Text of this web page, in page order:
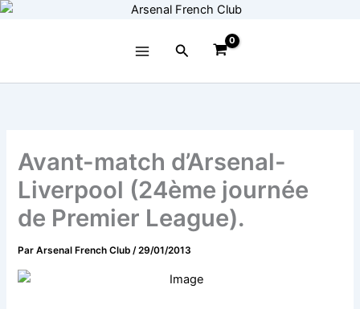
Aller
Rechercher
Avant-match d’Arsenal-
Liverpool (24ème journée
de Premier League).
ParArsenal French Club/29/01/2013